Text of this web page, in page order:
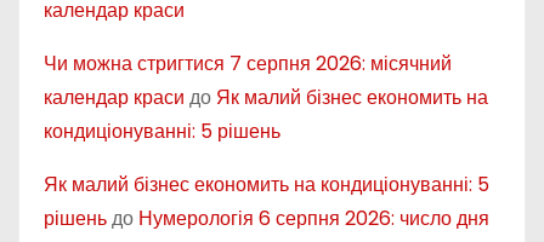
календар краси
Чи можна стригтися 7 серпня 2026: місячний
календар краси до Як малий бізнес економить на
кондиціонуванні: 5 рішень
Як малий бізнес економить на кондиціонуванні: 5
рішеньдо Нумерологія 6 серпня 2026: число дня